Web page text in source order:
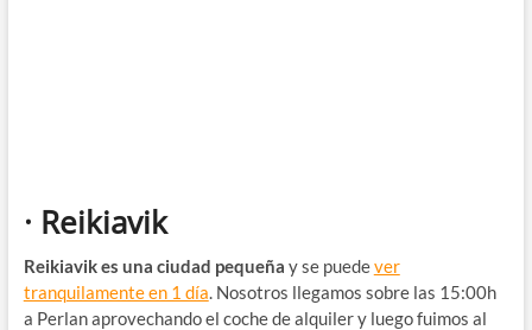
· Reikiavik
Reikiavik es una ciudad pequeña y se puedever
tranquilamente en 1 día. Nosotros llegamos sobre las 15:00h
a Perlan aprovechando el coche de alquiler y luego fuimos al